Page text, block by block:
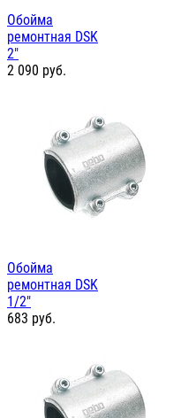
Обойма
ремонтная DSK
2"
2 090 руб.
Обойма
ремонтная DSK
1/2"
683 руб.